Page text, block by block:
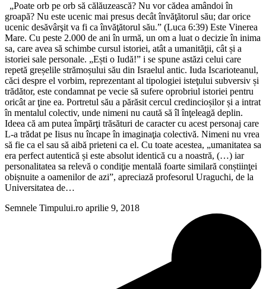
„Poate orb pe orb să călăuzească? Nu vor cădea amândoi în
groapă? Nu este ucenic mai presus decât învăţătorul său; dar orice
ucenic desăvârşit va fi ca învăţătorul său.” (Luca 6:39) Este Vinerea
Mare. Cu peste 2.000 de ani în urmă, un om a luat o decizie în inima
sa, care avea să schimbe cursul istoriei, atât a umanităţii, cât și a
istoriei sale personale. „Ești o Iudă!” i se spune astăzi celui care
repetă greșelile strămoșului său din Israelul antic. Iuda Iscarioteanul,
căci despre el vorbim, reprezentant al tipologiei isteţului subversiv și
trădător, este condamnat pe vecie să sufere oprobriul istoriei pentru
oricât ar ţine ea. Portretul său a părăsit cercul credincioșilor și a intrat
în mentalul colectiv, unde nimeni nu caută să îl înţeleagă deplin.
Ideea că am putea împărţi trăsături de caracter cu acest personaj care
L-a trădat pe Iisus nu încape în imaginaţia colectivă. Nimeni nu vrea
să fie ca el sau să aibă prieteni ca el. Cu toate acestea, „umanitatea sa
era perfect autentică și este absolut identică cu a noastră, (…) iar
personalitatea sa relevă o condiţie mentală foarte similară conștiinţei
obișnuite a oamenilor de azi”, apreciază profesorul Uraguchi, de la
Universitatea de…
Semnele Timpului.ro aprilie 9, 2018